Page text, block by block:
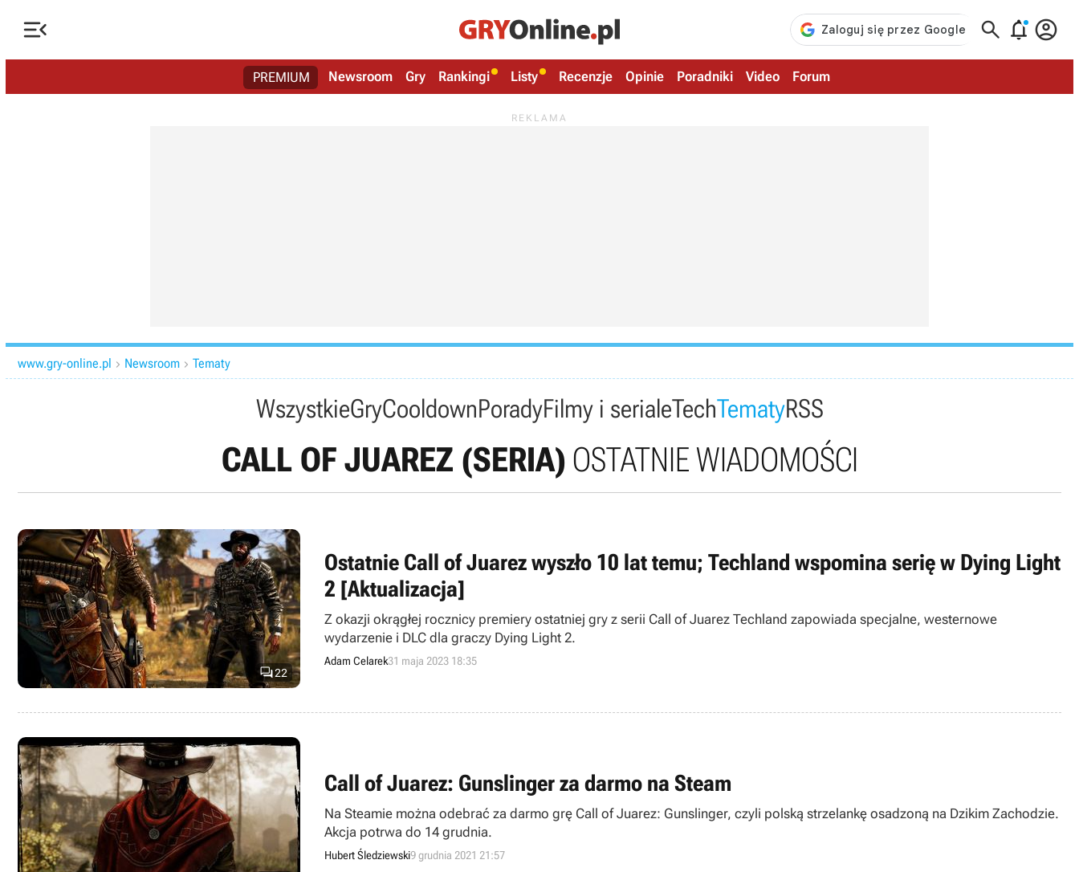
   
PREMIUM Newsroom Gry Rankingi Listy Recenzje Opinie Poradniki Video Forum
www.gry-online.pl  Newsroom  Tematy
WszystkieGryCooldownPoradyFilmy i serialeTechTematyRSS
CALL OF JUAREZ (SERIA) OSTATNIE WIADOMOŚCI
22
Ostatnie Call of Juarez wyszło 10 lat temu; Techland wspomina serię w Dying Light
2 [Aktualizacja]
Z okazji okrągłej rocznicy premiery ostatniej gry z serii Call of Juarez Techland zapowiada specjalne, westernowe
wydarzenie i DLC dla graczy Dying Light 2.
Adam Celarek31 maja 2023 18:35
Call of Juarez: Gunslinger za darmo na Steam
Na Steamie można odebrać za darmo grę Call of Juarez: Gunslinger, czyli polską strzelankę osadzoną na Dzikim Zachodzie.
Akcja potrwa do 14 grudnia.
Hubert Śledziewski9 grudnia 2021 21:57